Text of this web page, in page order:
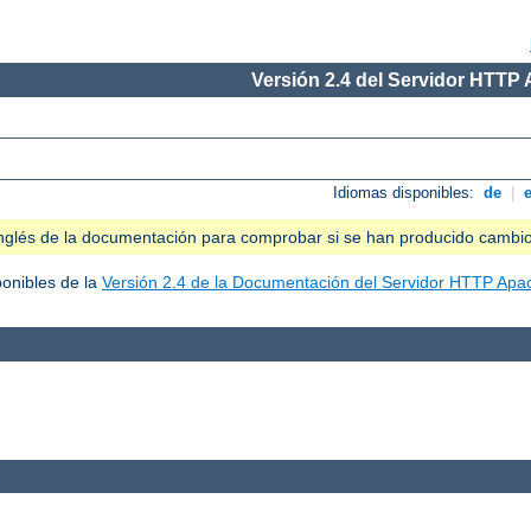
Versión 2.4 del Servidor HTTP
Idiomas disponibles: de
de la documentación para comprobar si se han producido
de la Versión 2.4 de la Documentación del Servidor HTTP